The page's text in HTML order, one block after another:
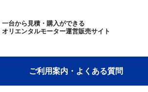
一台から見積・購入ができる
オリエンタルモーター運営販売サイト
ご利用案内・よくある質問